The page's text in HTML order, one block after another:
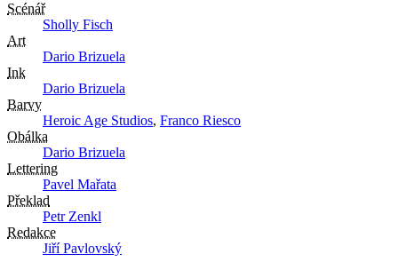
Scénář
Sholly Fisch
Art
Dario Brizuela
Ink
Dario Brizuela
Barvy
Heroic Age Studios, Franco Riesco
Obálka
Dario Brizuela
Lettering
Pavel Mařata
Překlad
Petr Zenkl
Redakce
Jiří Pavlovský